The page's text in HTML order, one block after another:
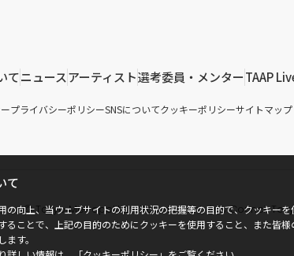
て
の向上、当ウェブサイトの利用状況の把握等の目的で、クッキーを
ることで、上記の目的のためにクッキーを使用すること、また皆
す。
てニュースアーティスト選考委員・メンターTAAP
プライバシーポリシーSNSについてクッキーポリシーサイトマップ
© Tokyo Metropolitan Government, Arts Council